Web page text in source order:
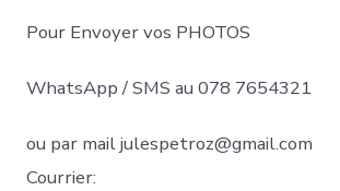
Pour Envoyer vos PHOTOS
WhatsApp / SMS au 078 7654321
ou par mail julespetroz@gmail.com
Courrier: